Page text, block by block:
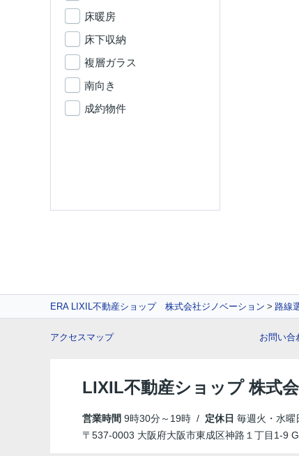
床暖房
床下収納
複層ガラス
南向き
成約物件
ERA LIXIL不動産ショップ 株式会社ジノベーション 路線
アクセスマップ お問い合
LIXIL不動産ショップ 株式
営業時間 9時30分～19時 / 定休日 毎週火・水曜
〒537-0003 大阪府大阪市東成区神路１丁目1-9